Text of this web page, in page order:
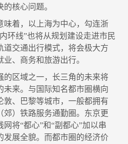
核心问题。
着，以上海为中心，勾连浙
环线”也将从规划建设走进市民
道交通出行模式，将会极大方
、商务和旅游出行。
区域之一，长三角的未来将
未来。与国际知名都市圈横向
敦、巴黎等城市，一般都拥有
郊）铁路服务通勤圈。东京更
将“都心”和“副都心”加以串
发展全貌。而都市圈的经济价